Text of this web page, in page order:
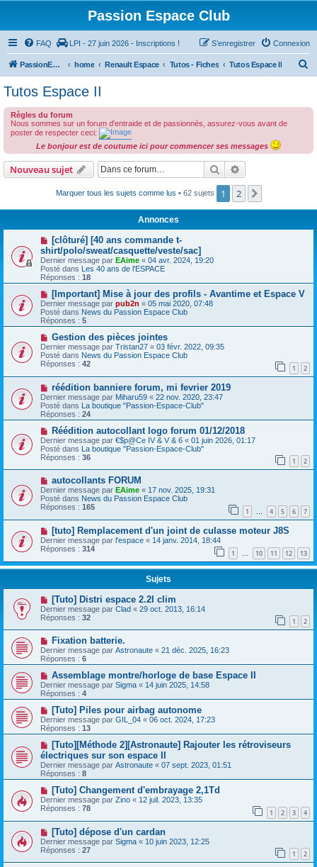
Passion Espace Club
FAQ LPI - 27 juin 2026 - Inscriptions ! Connexion
S’enregistrer
PassionEspaceClub home Renault Espace Tutos - Fiches Tutos Espace II
Tutos Espace II
Règles du forum
Nous sommes sur un forum d'entraide et de passionnés, assurez-vous avant de
poster de respecter ceci:
Le bonjour est de coutume ici pour commencer ses messages
Nouveau sujet Rechercher
Marquer tous les sujets comme lus • 62 sujets 1 2
Annonces
[clôturé] [40 ans commande t-
shirt/polo/sweat/casquette/veste/sac]
Dernier message par EAime « 04 avr. 2024, 19:20
Posté dans Les 40 ans de l'ESPACE
Réponses : 18
[Important] Mise à jour des profils - Avantime et Espace V
Dernier message par pub2n « 05 mai 2020, 07:48
Posté dans News du Passion Espace Club
Réponses : 5
Gestion des pièces jointes
Dernier message par Tristan27 « 03 févr. 2022, 09:35
Posté dans News du Passion Espace Club
Réponses : 42 1 2
réédition banniere forum, mi fevrier 2019
Dernier message par Miharu59 « 22 nov. 2020, 23:47
Posté dans La boutique "Passion-Espace-Club"
Réponses : 24
Réédition autocollant logo forum 01/12/2018
Dernier message par €$p@Ce IV & V & 6 « 01 juin 2026, 01:17
Posté dans La boutique "Passion-Espace-Club"
Réponses : 36 1 2
autocollants FORUM
Dernier message par EAime « 17 nov. 2025, 19:31
Posté dans News du Passion Espace Club
Réponses : 165 1 … 4 5 6 7
[tuto] Remplacement d'un joint de culasse moteur J8S
Dernier message par l'espace « 14 janv. 2014, 18:44
Réponses : 314 1 … 10 11 12 13
Sujets
[Tuto] Distri espace 2.2I clim
Dernier message par Clad « 29 oct. 2013, 16:14
Réponses : 32 1 2
Fixation batterie.
Dernier message par Astronaute « 21 déc. 2025, 16:23
Réponses : 6
Assemblage montre/horloge de base Espace II
Dernier message par Sigma « 14 juin 2025, 14:58
Réponses : 4
[Tuto] Piles pour airbag autonome
Dernier message par GIL_04 « 06 oct. 2024, 17:23
Réponses : 13
[Tuto][Méthode 2][Astronaute] Rajouter les rétroviseurs
électriques sur son espace II
Dernier message par Astronaute « 07 sept. 2023, 01:51
Réponses : 8
[Tuto] Changement d'embrayage 2,1Td
Dernier message par Zino « 12 juil. 2023, 13:35
Réponses : 78 1 2 3 4
[Tuto] dépose d'un cardan
Dernier message par Sigma « 10 juin 2023, 12:25
Réponses : 27 1 2